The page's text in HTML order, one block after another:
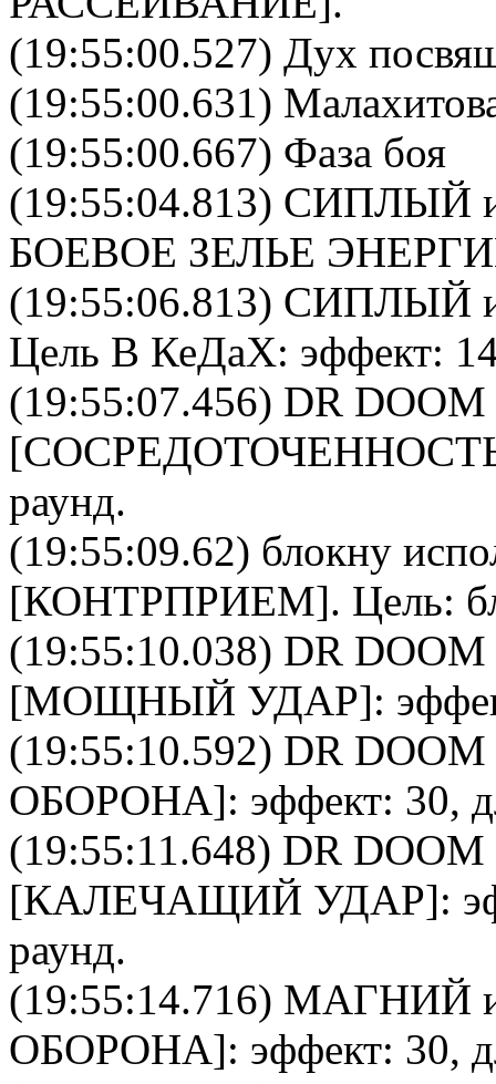
(19:55:00.527) Дух
(19:55:00.631)
(19:55:00.667) Фаза боя
(19:55:04.813) СИПЛЫЙ
БОЕВОЕ ЗЕЛЬЕ
(19:55:06.813) СИПЛЫЙ
Цель В КеДаХ: эффект:
(19:55:07.456) DR DOOM
[
раунд.
(19:55:09.62) блокну
[КОНТРПРИЕМ]. Цель:
(19:55:10.038) DR DOOM
[МОЩНЫЙ УДАР]:
(19:55:10.592) DR DOOM
ОБОРОНА]: эффект: 30,
(19:55:11.648) DR DOOM
[КАЛЕЧАЩИЙ УДАР]:
раунд.
(19:55:14.716) МАГНИЙ
ОБОРОНА]: эффект: 30,